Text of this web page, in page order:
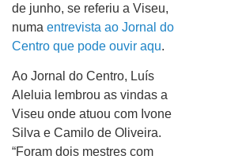
de junho, se referiu a Viseu,
numa entrevista ao Jornal do
Centro que pode ouvir aqu.
Ao Jornal do Centro, Luís
Aleluia lembrou as vindas a
Viseu onde atuou com Ivone
Silva e Camilo de Oliveira.
“Foram dois mestres com